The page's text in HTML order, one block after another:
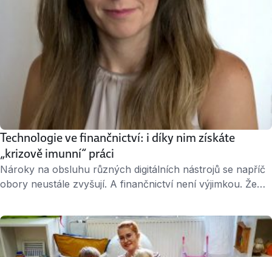
Technologie ve finančnictví: i díky nim získáte
„krizově imunní“ práci
Nároky na obsluhu různých digitálních nástrojů se napříč
obory neustále zvyšují. A finančnictví není výjimkou. Že
sami. Rozdíl je v tom, zda umění pracovat s technologiemi
považujete za bariéru, nebo možnou vstupenku do
„krizově imunního“ oboru. Práce ve finančním sektoru má